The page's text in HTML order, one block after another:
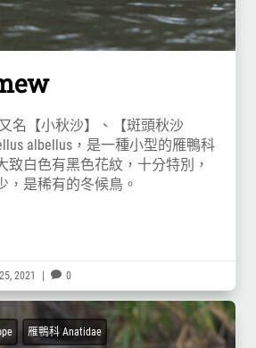
名【小秋沙】、【斑頭秋沙
albellus，是一種小型的雁鴨科
致白色有黑色花紋，十分特別，
，是稀有的冬候鳥。
2021 |  0
雁鴨科 Anatidae